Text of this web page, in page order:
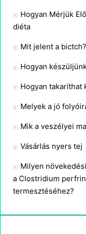
Hogyan Mérjük
diéta
Mit jelent a bictch?
Hogyan
Hogyan takaríthat
Melyek a jó
Mik a veszélyei
Vásárlás nyers tej
Milyen
a Clostridium
termesztéséhez?